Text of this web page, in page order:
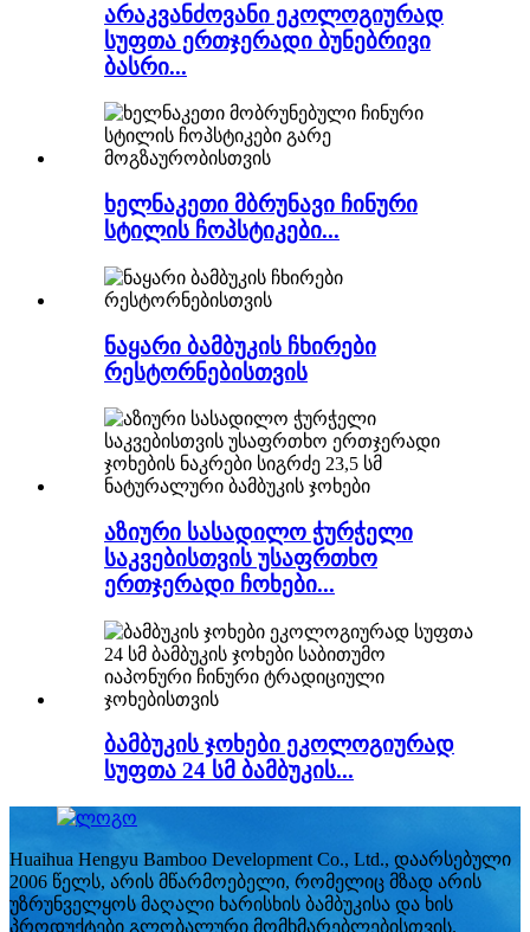
არაკვანძოვანი ეკოლოგიურად
სუფთა ერთჯერადი ბუნებრივი
ბასრი...
ხელნაკეთი მბრუნავი ჩინური
სტილის ჩოპსტიკები...
ნაყარი ბამბუკის ჩხირები
რესტორნებისთვის
აზიური სასადილო ჭურჭელი
საკვებისთვის უსაფრთხო
ერთჯერადი ჩოხები...
ბამბუკის ჯოხები ეკოლოგიურად
სუფთა 24 სმ ბამბუკის...
Huaihua Hengyu Bamboo Development Co., Ltd., დაარსებული
2006 წელს, არის მწარმოებელი, რომელიც მზად არის
უზრუნველყოს მაღალი ხარისხის ბამბუკისა და ხის
პროდუქტები გლობალური მომხმარებლებისთვის.